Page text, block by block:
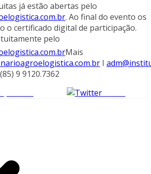
já estão abertas pelo
. Ao final do evento os
o certificado digital de participação.
pelo
Mais
I
9 9120.7362